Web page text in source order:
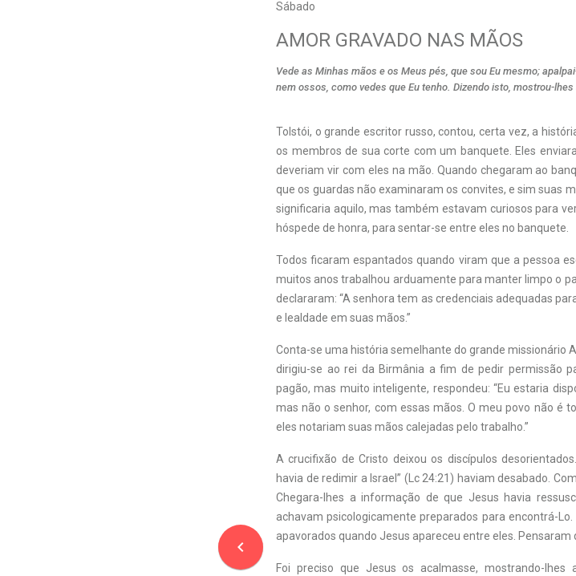
Sábado
navigate_before
AMOR GRAVADO NAS MÃOS
Vede as Minhas mãos e os Meus pés, que sou Eu mesmo;
nem ossos, como vedes que Eu tenho. Dizendo isto, mostrou-
Tolstói, o grande escritor russo, contou, certa vez, a
os membros de sua corte com um banquete. Eles
deveriam vir com eles na mão. Quando chegaram ao
que os guardas não examinaram os convites, e sim suas
significaria aquilo, mas também estavam curiosos para
hóspede de honra, para sentar-se entre eles no banquete.
Todos ficaram espantados quando viram que a pessoa
muitos anos trabalhou arduamente para manter limpo o
declararam: “A senhora tem as credenciais adequadas
e lealdade em suas mãos.”
Conta-se uma história semelhante do grande missionário
dirigiu-se ao rei da Birmânia a fim de pedir permissão
pagão, mas muito inteligente, respondeu: “Eu estaria
mas não o senhor, com essas mãos. O meu povo não é
eles notariam suas mãos calejadas pelo trabalho.”
A crucifixão de Cristo deixou os discípulos
havia de redimir a Israel” (Lc 24:21) haviam desabado.
Chegara-lhes a informação de que Jesus havia
achavam psicologicamente preparados para encontrá-
apavorados quando Jesus apareceu entre eles.
Foi preciso que Jesus os acalmasse, mostrando-